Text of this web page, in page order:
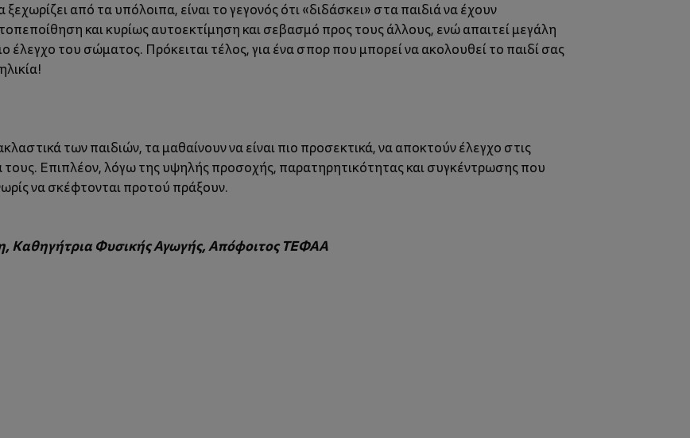
από τα υπόλοιπα, είναι το γεγονός ότι «διδάσκει» στα παιδιά να έχουν
και κυρίως αυτοεκτίμηση και σεβασμό προς τους άλλους, ενώ απαιτεί μεγάλη
έλεγχο του σώματος. Πρόκειται τέλος, για ένα σπορ που μπορεί να ακολουθεί το παιδί σας
των παιδιών, τα μαθαίνουν να είναι πιο προσεκτικά, να αποκτούν έλεγχο στις
τους. Επιπλέον, λόγω της υψηλής προσοχής, παρατηρητικότητας και συγκέντρωσης που
να σκέφτονται προτού πράξουν.
Καθηγήτρια Φυσικής Αγωγής, Απόφοιτος ΤΕΦΑΑ